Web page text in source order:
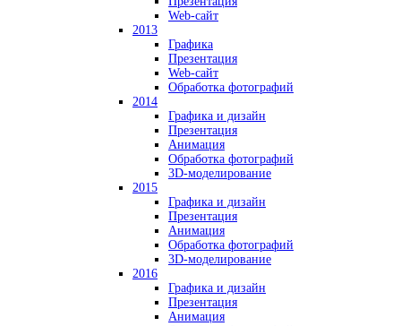
Web-сайт
2013
Графика
Презентация
Web-сайт
Обработка фотографий
2014
Графика и дизайн
Презентация
Анимация
Обработка фотографий
3D-моделирование
2015
Графика и дизайн
Презентация
Анимация
Обработка фотографий
3D-моделирование
2016
Графика и дизайн
Презентация
Анимация